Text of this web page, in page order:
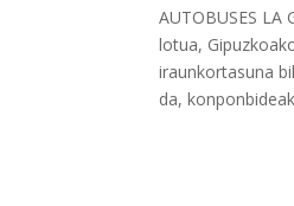
AUTOBUSES
lotua,
iraunkortasuna
da,